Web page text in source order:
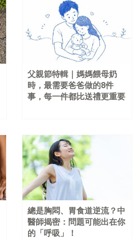
父親節特輯｜媽媽餵母奶
時，最需要爸爸做的8件
事，每一件都比送禮更重要
總是胸悶、胃食道逆流？中
醫師揭密：問題可能出在你
的「呼吸」！